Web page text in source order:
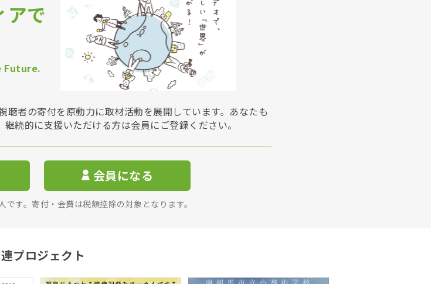
アで
Future.
者の寄付を原動力に取材活動を展開しています。あなたも
続的に支援いただける方は会員にご登録ください。
会員になる
す。寄付・会費は税額控除の対象となります。
プロジェクト